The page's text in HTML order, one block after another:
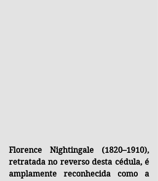
Florence Nightingale (1820–1910),
retratada no reverso desta cédula, é
amplamente reconhecida como a